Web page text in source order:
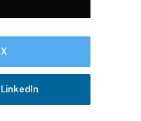
X
LinkedIn